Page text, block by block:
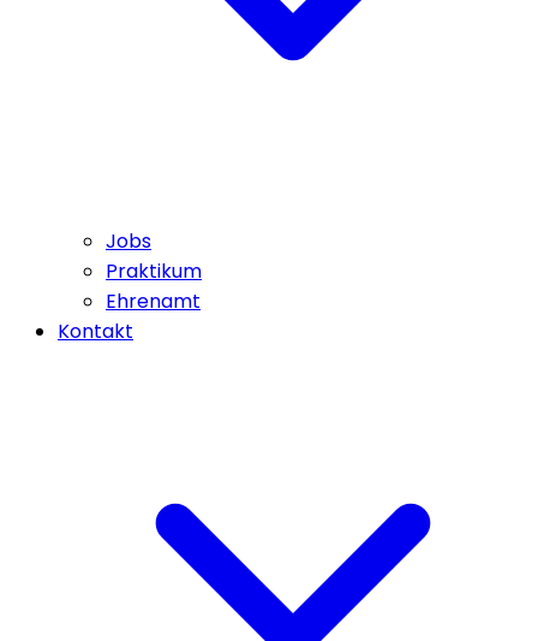
Jobs
Praktikum
Ehrenamt
Kontakt